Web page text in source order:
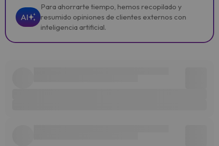
AI
Para ahorrarte tiempo, hemos recopilado y
resumido opiniones de clientes externos con
inteligencia artificial.